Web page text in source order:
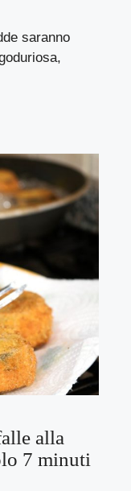
saranno
alla
7 minuti